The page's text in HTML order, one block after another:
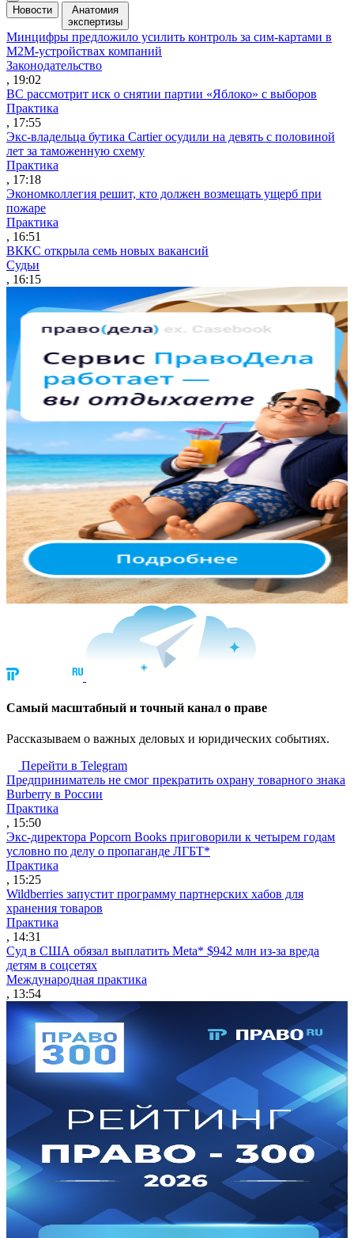
Новости
Анатомия
экспертизы
Минцифры предложило усилить контроль за сим-картами в
M2M-устройствах компаний
Законодательство
, 19:02
ВС рассмотрит иск о снятии партии «Яблоко» с выборов
Практика
, 17:55
Экс-владельца бутика Cartier осудили на девять с половиной
лет за таможенную схему
Практика
, 17:18
Экономколлегия решит, кто должен возмещать ущерб при
пожаре
Практика
, 16:51
ВККС открыла семь новых вакансий
Судьи
, 16:15
Cамый масштабный и точный канал о праве
Рассказываем о важных деловых и юридических событиях.
Перейти в Telegram
Предприниматель не смог прекратить охрану товарного знака
Burberry в России
Практика
, 15:50
Экс-директора Popcorn Books приговорили к четырем годам
условно по делу о пропаганде ЛГБТ*
Практика
, 15:25
Wildberries запустит программу партнерских хабов для
хранения товаров
Практика
, 14:31
Суд в США обязал выплатить Meta* $942 млн из-за вреда
детям в соцсетях
Международная практика
, 13:54